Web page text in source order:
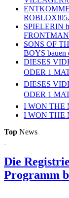
ROBLOX!
SPIELERIN
FRONTMAN
SONS OF
BOYS
DIESES
ODER 1
DIESES
ODER 1
I WON THE
I WON THE
Top News
Die
Programm